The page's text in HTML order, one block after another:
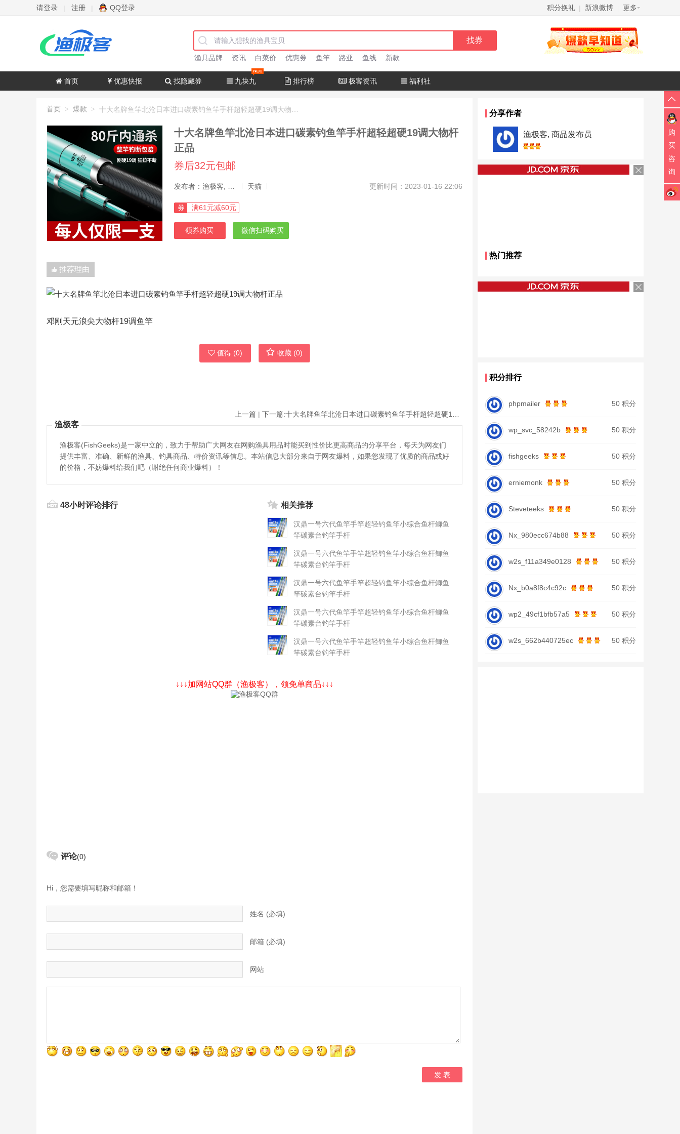
请登录 | 注册 | QQ登录 积分换礼 | 新浪微博 更多
渔具品牌 资讯 白菜价 优惠券 鱼竿 路亚 鱼线 新款
首页 优惠快报 找隐藏券 九块九 排行榜 极客资讯 福利社
首页 > 爆款 >
十大名牌鱼竿北沧日本进口碳素钓鱼竿手杆超轻超硬19调大物杆
正品
券后32元包邮
天猫 更新时间：2023-01-16 22:06
券 满61元减60元
领券购买 微信扫码购买
推荐理由
邓刚天元浪尖大物杆19调鱼竿
值得 (0) 收藏 (0)
上一篇 | 下一篇:
渔极客
渔极客(FishGeeks)是一家中立的，致力于帮助广大网友在网购渔具用品时能买到性价比更高商品的分享平台，每天为网友们
提供丰富、准确、新鲜的渔具、钓具商品、特价资讯等信息。本站信息大部分来自于网友爆料，如果您发现了优质的商品或好
的价格，不妨爆料给我们吧（谢绝任何商业爆料）！
48小时评论排行 相关推荐
汉鼎一号六代鱼竿手竿超轻钓鱼竿小综合鱼杆鲫鱼
竿碳素台钓竿手杆
汉鼎一号六代鱼竿手竿超轻钓鱼竿小综合鱼杆鲫鱼
竿碳素台钓竿手杆
汉鼎一号六代鱼竿手竿超轻钓鱼竿小综合鱼杆鲫鱼
竿碳素台钓竿手杆
汉鼎一号六代鱼竿手竿超轻钓鱼竿小综合鱼杆鲫鱼
竿碳素台钓竿手杆
汉鼎一号六代鱼竿手竿超轻钓鱼竿小综合鱼杆鲫鱼
竿碳素台钓竿手杆
↓↓↓加网站QQ群（渔极客），领免单商品↓↓↓
评论(0)
Hi，您需要填写昵称和邮箱！
姓名 (必填)
邮箱 (必填)
网站
分享作者
渔极客, 商品发布员
热门推荐
积分排行
phpmailer 50 积分
wp_svc_58242b 50 积分
fishgeeks 50 积分
erniemonk 50 积分
Steveteeks 50 积分
Nx_980ecc674b88 50 积分
w2s_f11a349e0128 50 积分
Nx_b0a8f8c4c92c 50 积分
wp2_49cf1bfb57a5 50 积分
w2s_662b440725ec 50 积分
购
买
咨
询